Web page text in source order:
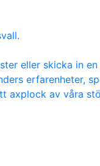
eller skicka in en
erfarenheter,
axplock av våra